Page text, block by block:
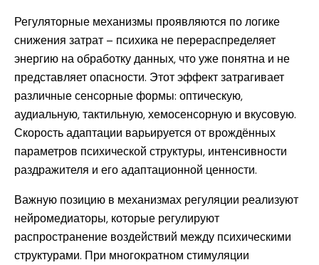
Регуляторные механизмы проявляются по логике
снижения затрат – психика не перераспределяет
энергию на обработку данных, что уже понятна и не
представляет опасности. Этот эффект затрагивает
различные сенсорные формы: оптическую,
аудиальную, тактильную, хемосенсорную и вкусовую.
Скорость адаптации варьируется от врождённых
параметров психической структуры, интенсивности
раздражителя и его адаптационной ценности.
Важную позицию в механизмах регуляции реализуют
нейромедиаторы, которые регулируют
распространение воздействий между психическими
структурами. При многократном стимуляции